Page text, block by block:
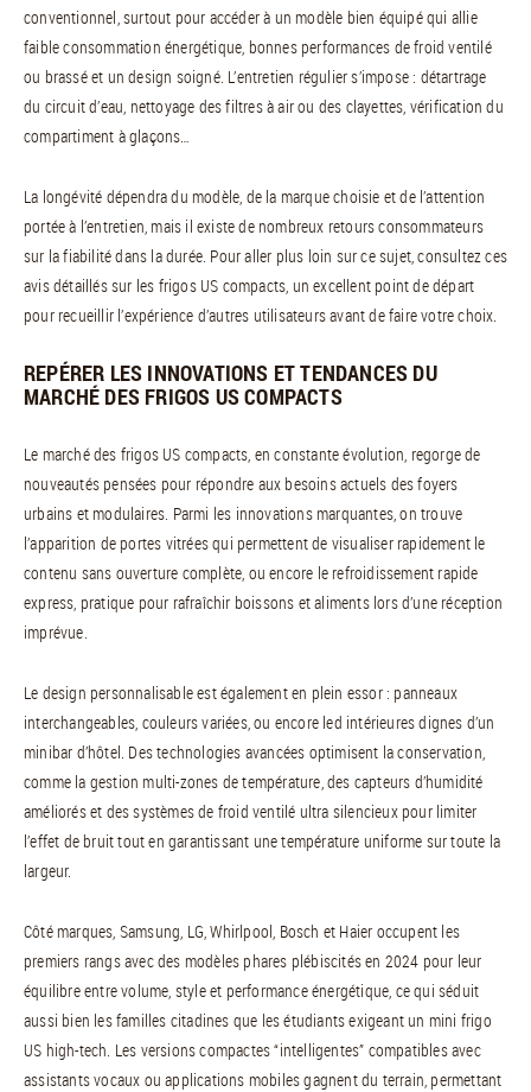
conventionnel, surtout pour accéder à un modèle bien équipé qui allie
faible consommation énergétique, bonnes performances de froid ventilé
ou brassé et un design soigné. L’entretien régulier s’impose : détartrage
du circuit d’eau, nettoyage des filtres à air ou des clayettes, vérification du
compartiment à glaçons…
La longévité dépendra du modèle, de la marque choisie et de l’attention
portée à l’entretien, mais il existe de nombreux retours consommateurs
sur la fiabilité dans la durée. Pour aller plus loin sur ce sujet, consultez ces
avis détaillés sur les frigos US compacts, un excellent point de départ
pour recueillir l’expérience d’autres utilisateurs avant de faire votre choix.
REPÉRER LES INNOVATIONS ET TENDANCES DU
MARCHÉ DES FRIGOS US COMPACTS
Le marché des frigos US compacts, en constante évolution, regorge de
nouveautés pensées pour répondre aux besoins actuels des foyers
urbains et modulaires. Parmi les innovations marquantes, on trouve
l’apparition de portes vitrées qui permettent de visualiser rapidement le
contenu sans ouverture complète, ou encore le refroidissement rapide
express, pratique pour rafraîchir boissons et aliments lors d’une réception
imprévue.
Le design personnalisable est également en plein essor : panneaux
interchangeables, couleurs variées, ou encore led intérieures dignes d’un
minibar d’hôtel. Des technologies avancées optimisent la conservation,
comme la gestion multi-zones de température, des capteurs d’humidité
améliorés et des systèmes de froid ventilé ultra silencieux pour limiter
l’effet de bruit tout en garantissant une température uniforme sur toute la
largeur.
Côté marques, Samsung, LG, Whirlpool, Bosch et Haier occupent les
premiers rangs avec des modèles phares plébiscités en 2024 pour leur
équilibre entre volume, style et performance énergétique, ce qui séduit
aussi bien les familles citadines que les étudiants exigeant un mini frigo
US high-tech. Les versions compactes “intelligentes” compatibles avec
assistants vocaux ou applications mobiles gagnent du terrain, permettant